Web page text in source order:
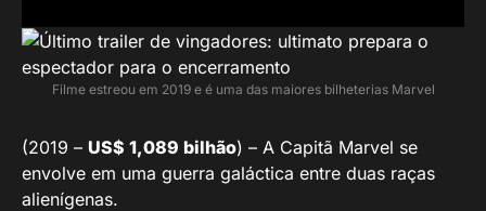
Filme estreou em 2019 e é uma das maiores bilheterias Marvel
(2019 – US$ 1,089 bilhão) – A Capitã Marvel se
envolve em uma guerra galáctica entre duas raças
alienígenas.